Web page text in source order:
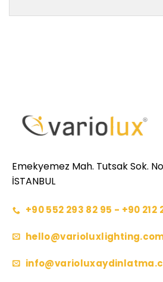
Emekyemez Mah. Tutsak Sok.
İSTANBUL
+90 552 293 82 95 - +90 212